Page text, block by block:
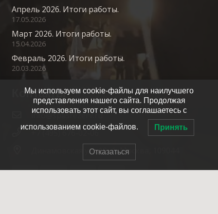
Апрель 2026. Итоги работы.
17.05.2026
Март 2026. Итоги работы.
15.04.2026
Февраль 2026. Итоги работы.
20.03.2026
Контакты
info@spasrezerv.ru
+7 (495) 676-02-06
Динамовская ул., 10к1, Москва, 109044
Мы используем cookie-файлы для наилучшего
представления нашего сайта. Продолжая
использовать этот сайт, вы соглашаетесь с
использованием cookie-файлов. Принять
Отказаться